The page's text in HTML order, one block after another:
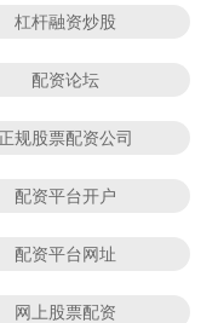
杠杆融资炒股
配资论坛
正规股票配资公司
配资平台开户
配资平台网址
网上股票配资